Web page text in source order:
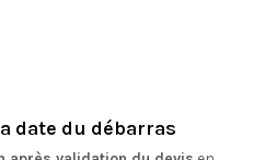
date du débarras